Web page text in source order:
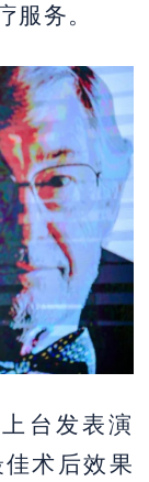
服务。
台发表演
术后效果